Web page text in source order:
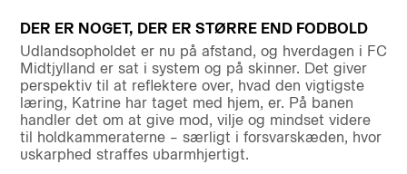
DER ER NOGET, DER ER STØRRE END FODBOLD
Udlandsopholdet er nu på afstand, og hverdagen i FC
Midtjylland er sat i system og på skinner. Det giver
perspektiv til at reflektere over, hvad den vigtigste
læring, Katrine har taget med hjem, er. På banen
handler det om at give mod, vilje og mindset videre
til holdkammeraterne – særligt i forsvarskæden, hvor
uskarphed straffes ubarmhjertigt.